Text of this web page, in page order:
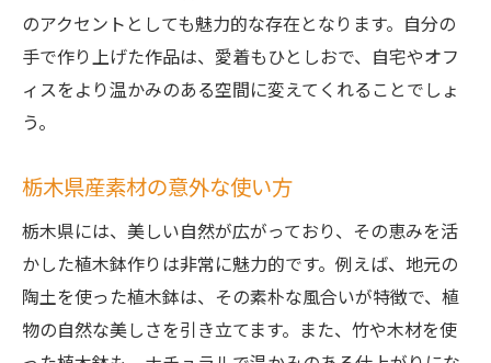
のアクセントとしても魅力的な存在となります。自分の
手で作り上げた作品は、愛着もひとしおで、自宅やオフ
ィスをより温かみのある空間に変えてくれることでしょ
う。
栃木県産素材の意外な使い方
栃木県には、美しい自然が広がっており、その恵みを活
かした植木鉢作りは非常に魅力的です。例えば、地元の
陶土を使った植木鉢は、その素朴な風合いが特徴で、植
物の自然な美しさを引き立てます。また、竹や木材を使